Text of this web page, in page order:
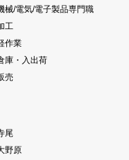
械/電気/電子製品専門職
工
作業
庫・入出荷
売
尾
野原